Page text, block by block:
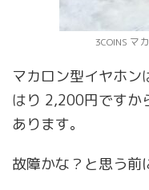
3COINS マ
マカロン型イヤホン
はり 2,200円ですか
あります。
故障かな？と思う前